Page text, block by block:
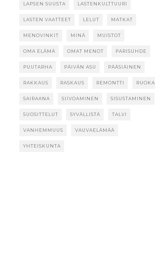
LAPSEN SUUSTA LASTENKULTTUURI
LASTEN VAATTEET LELUT MATKAT
MENOVINKIT MINÄ MUISTOT
OMA ELÄMÄ OMAT MENOT PARISUHDE
PUUTARHA PÄIVÄN ASU PÄÄSIÄINEN
RAKKAUS RASKAUS REMONTTI RUOKA
SAIRAANA SIIVOAMINEN SISUSTAMINEN
SUOSITTELUT SYVÄLLISTÄ TALVI
VANHEMMUUS VAUVAELÄMÄÄ
YHTEISKUNTA